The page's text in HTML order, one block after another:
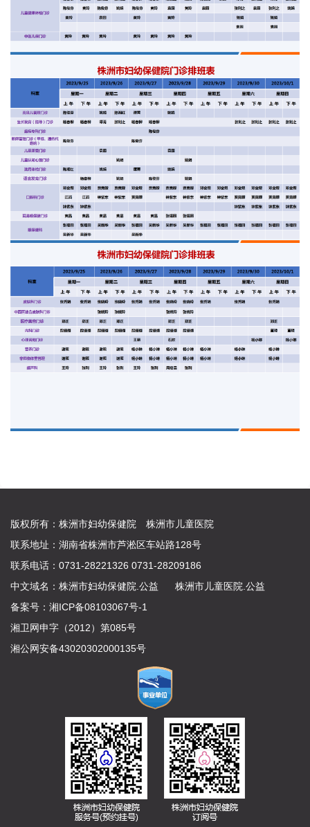
版权所有：株洲市妇幼保健院 株洲市儿童医院
联系地址：湖南省株洲市芦淞区车站路128号
联系电话：0731-28221326 0731-28209186
中文域名： 株洲市妇幼保健院.公益
株洲市儿童医院.公益
备案号： 湘ICP备08103067号-1
湘卫网申字（2012）第085号
湘公网安备43020302000135号